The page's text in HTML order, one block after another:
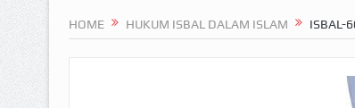
NEWS
BAGAIMANA CARA
HOME HUKUM ISBAL DALAM ISLAM ISBAL-